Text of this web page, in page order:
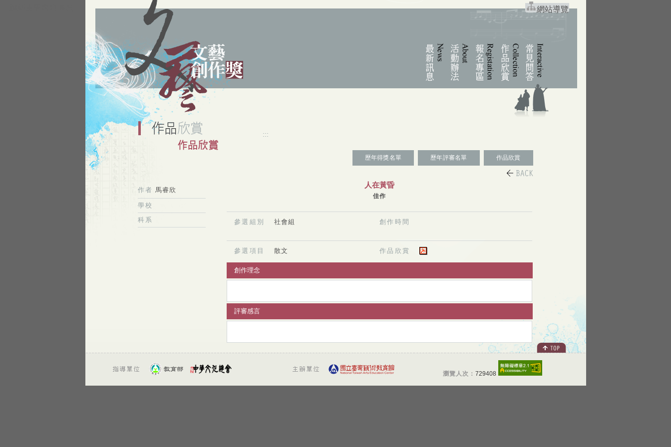
網站導覽
:::
歷年得獎名單 歷年評審名單 作品欣賞
作者 馬睿欣
學校
科系
人在黃昏
佳作
參選組別 社會組 創作時間
參選項目 散文 作品欣賞
創作理念
評審感言
瀏覽人次： 729408